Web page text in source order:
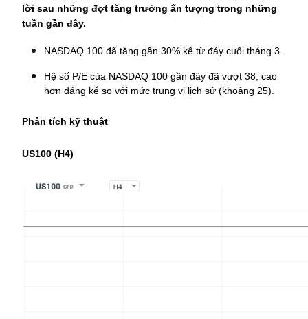
lời sau những đợt tăng trưởng ấn tượng trong những
tuần gần đây.
NASDAQ 100 đã tăng gần 30% kể từ đáy cuối tháng 3.
Hệ số P/E của NASDAQ 100 gần đây đã vượt 38, cao
hơn đáng kể so với mức trung vị lịch sử (khoảng 25).
Phân tích kỹ thuật
US100 (H4)